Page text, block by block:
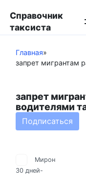
контенту
Справочник
таксиста
Главная»
запрет мигрантам
запрет
водителями
Подписаться
Мирон
30 дней-